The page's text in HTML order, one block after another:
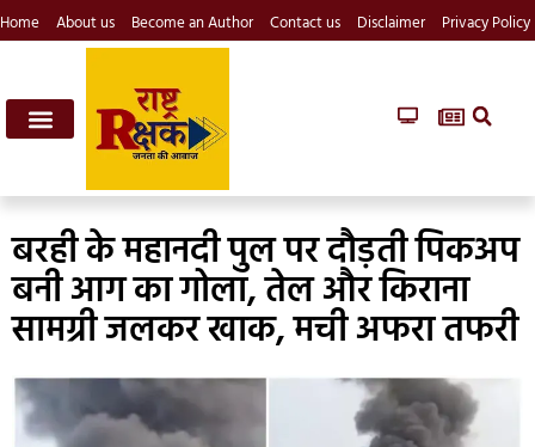
Home About us Become an Author Contact us Disclaimer Privacy Policy
बरही के महानदी पुल पर दौड़ती पिकअप
बनी आग का गोला, तेल और किराना
सामग्री जलकर खाक, मची अफरा तफरी